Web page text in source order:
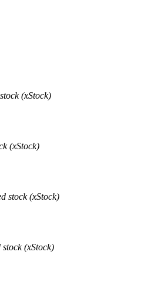
panjang dan kepentingan fleksibel
penghasilan pasif
(xStock)
(xStock)
stock (xStock)
(xStock)